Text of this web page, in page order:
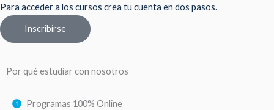
Para acceder a los cursos crea tu cuenta en dos pasos.
Inscribirse
Por qué estudiar con nosotros
Programas 100% Online